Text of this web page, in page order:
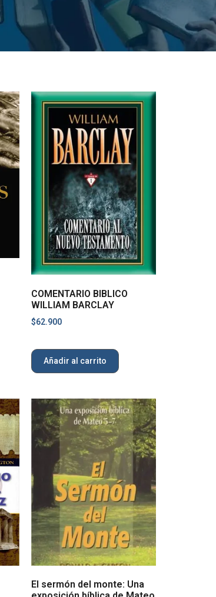
COMENTARIO BIBLICO
WILLIAM BARCLAY
$62.900
Añadir al carrito
El sermón del monte: Una